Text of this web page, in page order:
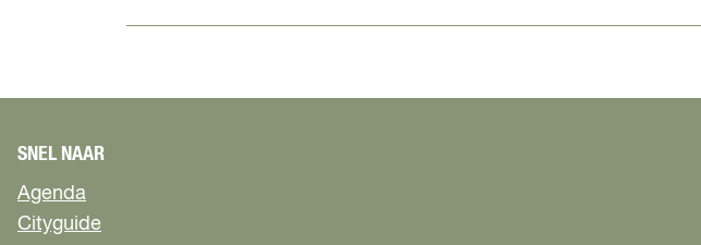
SNEL NAAR
Agenda
Cityguide